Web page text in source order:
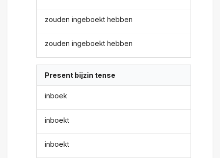
zouden ingeboekt hebben
zouden ingeboekt hebben
Present bijzin tense
inboek
inboekt
inboekt